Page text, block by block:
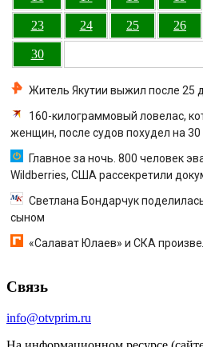
23 24 25 26
30
Житель Якутии выжил после 25
160-килограммовый ловелас,
женщин, после судов похудел на 30
Главное за ночь. 800 человек
Wildberries, США рассекретили
Светлана Бондарчук
сыном
«Салават Юлаев» и СКА
Связь
info@otvprim.ru